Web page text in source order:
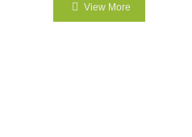
View More